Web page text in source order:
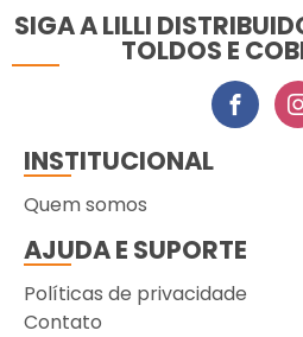
SIGA A LILLI
TOLDOS E
INSTITUCIONAL
Quem somos
AJUDA E SUPORTE
Políticas de privacidade
Contato